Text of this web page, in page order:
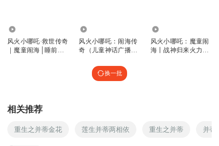
风火小哪吒·救世传奇
｜魔童闹海│睡前故
风火小哪吒：闹海传
奇（儿童神话广播
风火小哪吒：魔童闹
海丨战神归来火力全
换一批
相关推荐
重生之并蒂金花 莲生并蒂两相依 重生之并蒂 并蒂